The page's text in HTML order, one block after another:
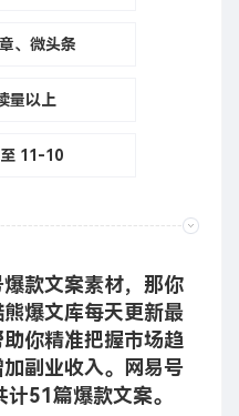
、微头条
量以上
11-10
款文案素材，那你
爆文库每天更新最
你精准把握市场趋
副业收入。网易号
51篇爆款文案。